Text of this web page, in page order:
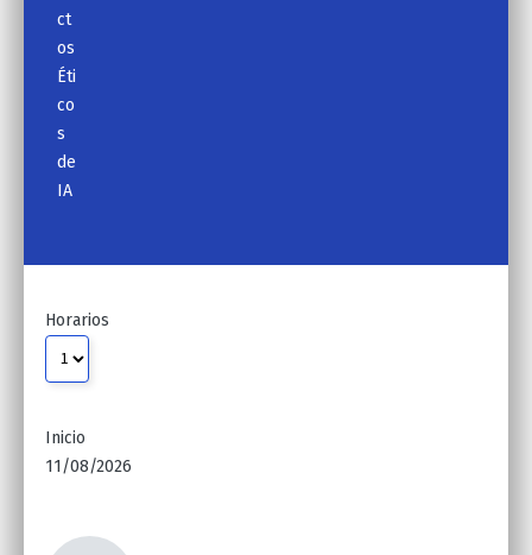
ct
os
Éti
co
s
de
IA
Horarios
Inicio
11/08/2026